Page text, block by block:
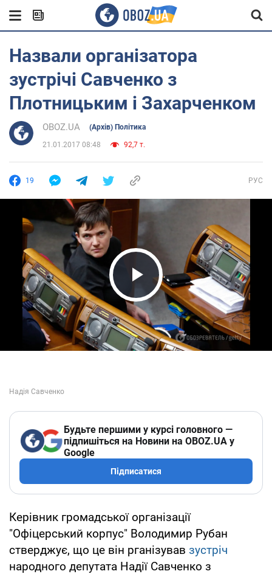
Назвали організатора
зустрічі Савченко з
Плотницьким і Захарченком
OBOZ.UA (Архів) Політика
21.01.2017 08:48 92,7 т.
19 РУС
Play Video
Будьте першими у курсі головного —
підпишіться на Новини на OBOZ.UA у
Google
Підписатися
Керівник громадської організації
"Офіцерський корпус" Володимир Рубан
стверджує, що це він рганізував зустріч
народного депутата Надії Савченко з